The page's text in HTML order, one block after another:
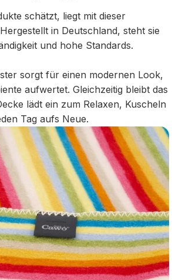
schätzt, liegt mit dieser
in Deutschland, steht sie
und hohe Standards.
sorgt für einen modernen Look,
aufwertet. Gleichzeitig bleibt das
lädt ein zum Relaxen, Kuscheln
Tag aufs Neue.